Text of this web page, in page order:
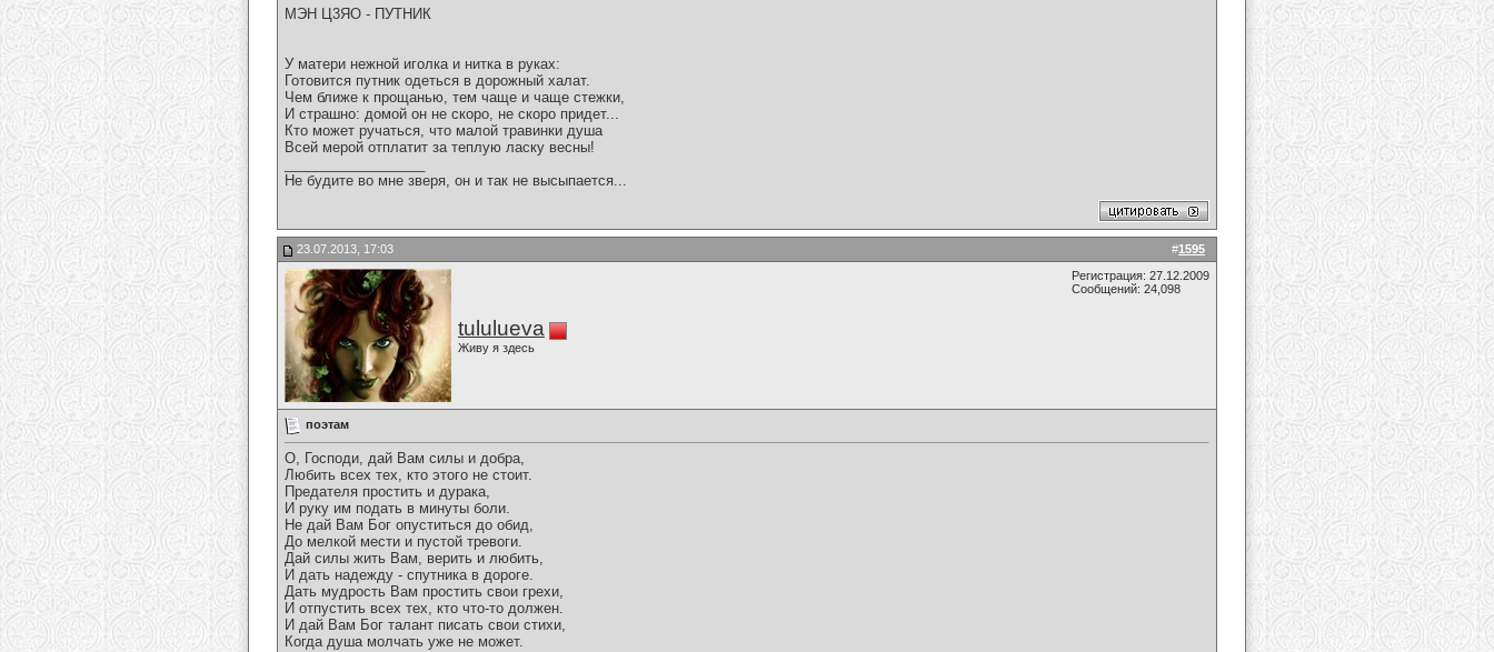
МЭН Ц3ЯО - ПУТНИК
У матери нежной иголка и нитка в руках:
Готовится путник одеться в дорожный халат.
Чем ближе к прощанью, тем чаще и чаще стежки,
И страшно: домой он не скоро, не скоро придет...
Кто может ручаться, что малой травинки душа
Всей мерой отплатит за теплую ласку весны!
Не будите во мне зверя, он и так не высыпается...
#1595
23.07.2013, 17:03
tululueva
Живу я здесь
Регистрация: 27.12.2009
Сообщений: 24,098
поэтам
О, Господи, дай Вам силы и добра,
Любить всех тех, кто этого не стоит.
Предателя простить и дурака,
И руку им подать в минуты боли.
Не дай Вам Бог опуститься до обид,
До мелкой мести и пустой тревоги.
Дай силы жить Вам, верить и любить,
И дать надежду - спутника в дороге.
Дать мудрость Вам простить свои грехи,
И отпустить всех тех, кто что-то должен.
И дай Вам Бог талант писать свои стихи,
Когда душа молчать уже не может.